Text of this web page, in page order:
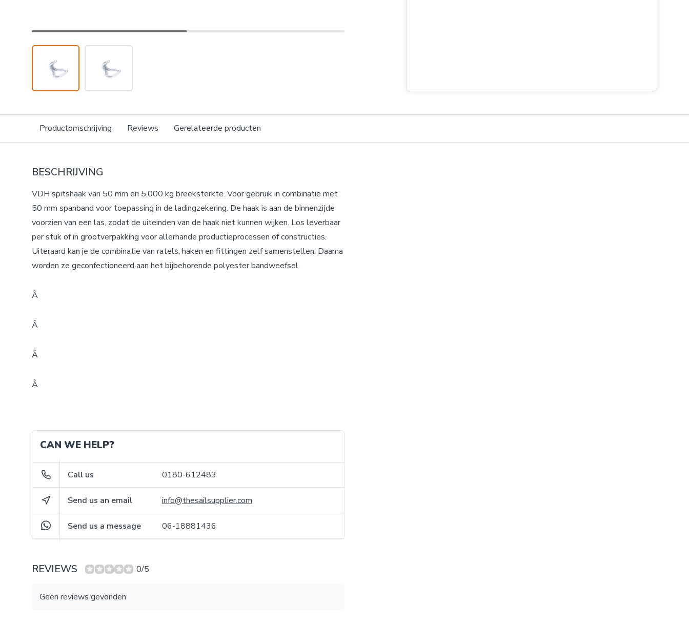
Productomschrijving Reviews Gerelateerde producten
BESCHRIJVING
VDH spitshaak van 50 mm en 5.000 kg breeksterkte. Voor gebruik in combinatie met
50 mm spanband voor toepassing in de ladingzekering. De haak is aan de binnenzijde
voorzien van een las, zodat de uiteinden van de haak niet kunnen wijken. Los leverbaar
per stuk of in grootverpakking voor allerhande productieprocessen of constructies.
Uiteraard kan je de combinatie van ratels, haken en fittingen zelf samenstellen. Daarna
worden ze geconfectioneerd aan het bijbehorende polyester bandweefsel.
Â
Â
Â
Â
CAN WE HELP?
Call us 0180-612483
Send us an email info@thesailsupplier.com
Send us a message 06-18881436
REVIEWS 0/5
Geen reviews gevonden